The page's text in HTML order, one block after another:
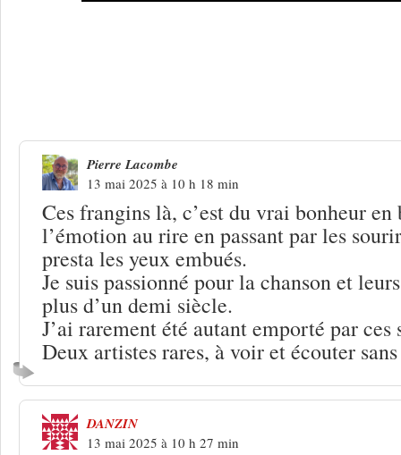
Pierre Lacombe
13 mai 2025 à 10 h 18 min
Ces frangins là, c’est du vrai bonheur en
l’émotion au rire en passant par les
presta les yeux embués.
Je suis passionné pour la chanson et
plus d’un demi siècle.
J’ai rarement été autant emporté par
Deux artistes rares, à voir et écouter
DANZIN
13 mai 2025 à 10 h 27 min